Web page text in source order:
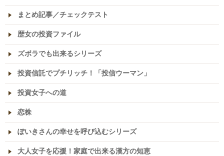
まとめ記事／チェックテスト
歴女の投資ファイル
ズボラでも出来るシリーズ
投資信託でプチリッチ！「投信ウーマン」
投資女子への道
恋株
ぽいきさんの幸せを呼び込むシリーズ
大人女子を応援！家庭で出来る漢方の知恵